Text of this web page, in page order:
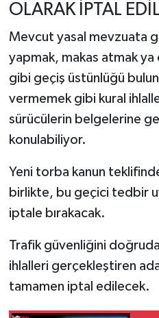
OLARAK İPTAL
Mevcut yasal mevzuata
yapmak, makas atmak
gibi geçiş üstünlüğü
vermemek gibi kural
sürücülerin belgelerine
konulabiliyor.
Yeni torba kanun
birlikte, bu geçici tedbir
iptale bırakacak.
Trafik güvenliğini
ihlalleri gerçekleştiren
tamamen iptal edilecek.